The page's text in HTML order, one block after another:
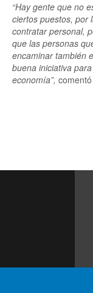
“Hay gente que no
ciertos puestos, por
contratar personal,
que las personas
encaminar también
buena iniciativa
economía”,